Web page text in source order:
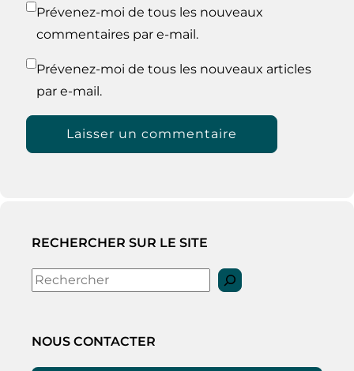
Prévenez-moi de tous les nouveaux
commentaires par e-mail.
Prévenez-moi de tous les nouveaux articles
par e-mail.
RECHERCHER SUR LE SITE
Rechercher
NOUS CONTACTER